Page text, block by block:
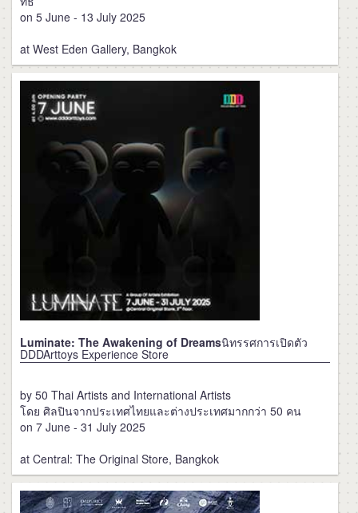
on 5 June - 13 July 2025
at West Eden Gallery, Bangkok
Luminate: The Awakening of Dreamsนิทรรศการเปิดตัว
DDDArttoys Experience Store
by 50 Thai Artists and International Artists
โดย ศิลปินจากประเทศไทยและต่างประเทศมากกว่า 50 คน
on 7 June - 31 July 2025
at Central: The Original Store, Bangkok